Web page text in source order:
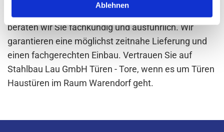
Ablehnen
beraten wir Sie fachkundig und ausführlich. Wir
garantieren eine möglichst zeitnahe Lieferung und
einen fachgerechten Einbau. Vertrauen Sie auf
Stahlbau Lau GmbH Türen - Tore, wenn es um Türen
Haustüren im Raum Warendorf geht.